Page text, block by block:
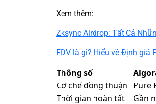
Xem thêm:
Zksync Airdrop: Tất Cả
FDV là gì? Hiểu về Định giá
Thông số
Cơ chế đồng thuận
Pure
Thời gian hoàn tất
Gần